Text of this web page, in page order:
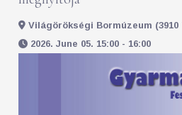
Világörökségi Bormúzeum (3910
2026. June 05. 15:00 - 16:00